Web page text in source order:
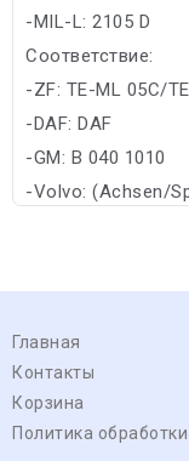
-MIL-L: 2105 D
Соответствие:
-ZF: TE-ML 05C/
-DAF: DAF
-GM: B 040 1010
-Volvo: (Achsen/
Главная
Контакты
Корзина
Политика